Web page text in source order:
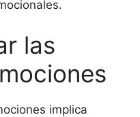
las
implica